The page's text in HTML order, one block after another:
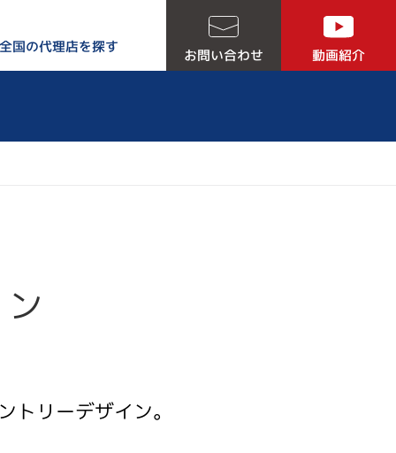
つの理由
国の代理店を探す お問い合わせ 動画紹介
リーデザイン。